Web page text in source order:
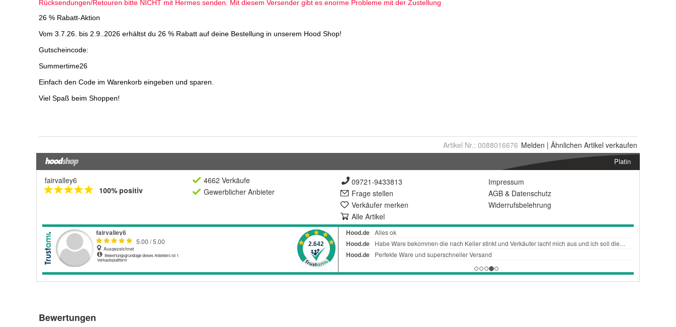
Artikel Nr.: 0088016676 Melden | Ähnlichen Artikel verkaufen
Platin
fairvalley6
100% positiv
4662 Verkäufe
Gewerblicher Anbieter
09721-9433813
Frage stellen
Verkäufer merken
Alle Artikel
Impressum
AGB & Datenschutz
Widerrufsbelehrung
Bewertungen